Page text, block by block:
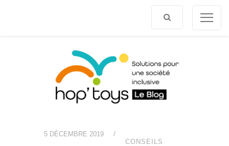
5 DÉCEMBRE 2019
/
CONSEILS